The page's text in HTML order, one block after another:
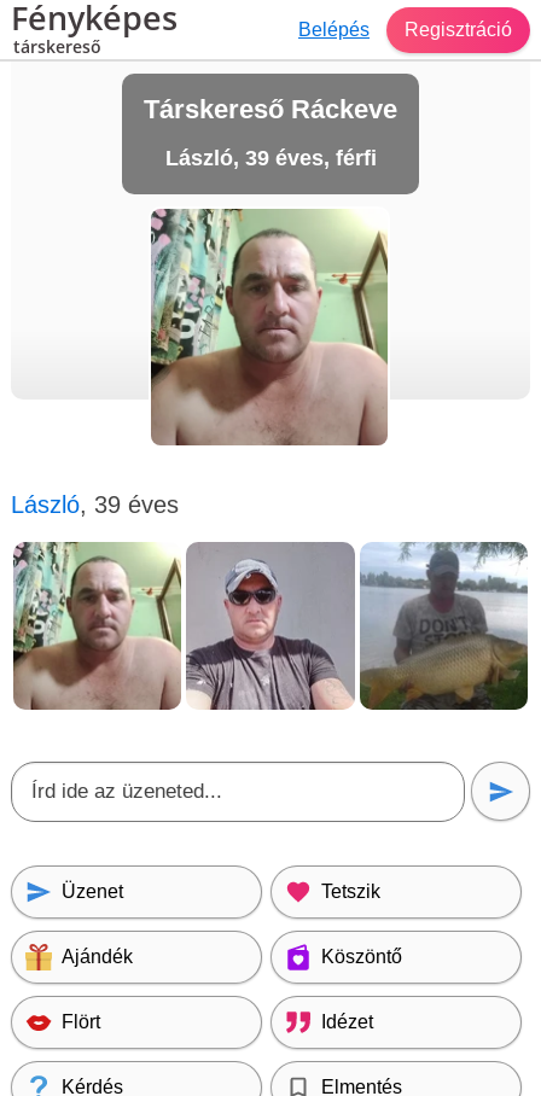
Fényképes
társkereső
Belépés Regisztráció
Társkereső Ráckeve
László, 39 éves, férfi
László, 39 éves
Üzenet Tetszik
Ajándék Köszöntő
Flört Idézet
Kérdés Elmentés